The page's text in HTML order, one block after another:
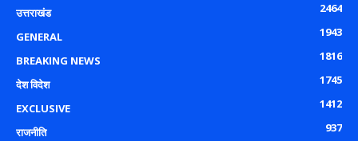
उत्तराखंड
2464
GENERAL
1943
BREAKING NEWS
1816
देश विदेश
1745
EXCLUSIVE
1412
राजनीति
937